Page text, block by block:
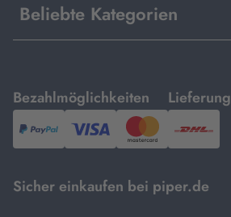
Beliebte Kategorien
Bezahlmöglichkeiten
mit
PayPal,Visa
und
Lieferung
mit
DHL.
Sicher einkaufen bei piper.de